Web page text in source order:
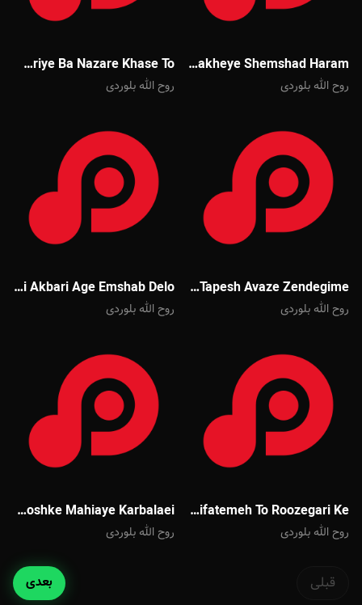
Mehdi Akbari Shakheye Shemshad Haram
روح الله بلوردی
Mehdi Akbari Omriye Ba Nazare Khase To
روح الله بلوردی
Mehdi Akbari Har Tapesh Avaze Zendegime
روح الله بلوردی
Mehdi Akbari Age Emshab Delo
روح الله بلوردی
Majid Banifatemeh To Roozegari Ke
روح الله بلوردی
Majid Banifatemeh Labe Khoshke Mahiaye Karbalaei
روح الله بلوردی
قبلی بعدی